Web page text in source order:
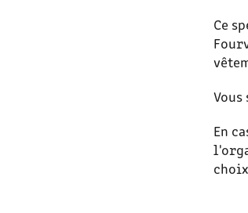
Ce
Vous
En